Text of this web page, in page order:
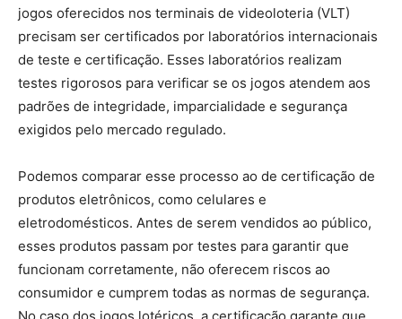
jogos oferecidos nos terminais de videoloteria (VLT)
precisam ser certificados por laboratórios internacionais
de teste e certificação. Esses laboratórios realizam
testes rigorosos para verificar se os jogos atendem aos
padrões de integridade, imparcialidade e segurança
exigidos pelo mercado regulado.
Podemos comparar esse processo ao de certificação de
produtos eletrônicos, como celulares e
eletrodomésticos. Antes de serem vendidos ao público,
esses produtos passam por testes para garantir que
funcionam corretamente, não oferecem riscos ao
consumidor e cumprem todas as normas de segurança.